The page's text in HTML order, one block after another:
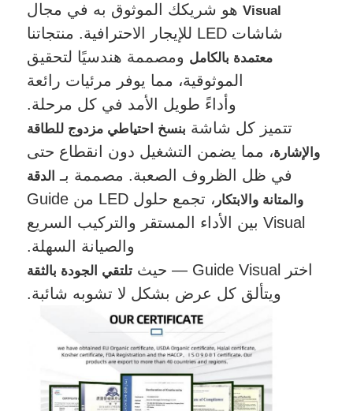
Visualهو شريكك الموثوق به في مجال
شاشات LED للإيجار الاحترافية.
منتجاتنا
معتمدة بالكامل ومصممة هندسيًا لتحقيق
الموثوقية، مما يوفر مرئيات رائعة
وأداءً طويل الأمد في كل مرحلة.
تتميز كل شاشة بنسخ احتياطي مزدوج للطاقة
والإشارة، مما يضمن التشغيل دون انقطاع حتى
في ظل الظروف الصعبة. مصممة بـ الدقة
والمتانة والابتكار
، تجمع حلول LED من Guide
Visual بين الأداء المستقر والتركيب السريع
والصيانة السهلة.
اختر Guide Visual — حيث
تلتقي الجودة بالثقة
ويتألق كل عرض بشكل لا تشوبه شائبة.